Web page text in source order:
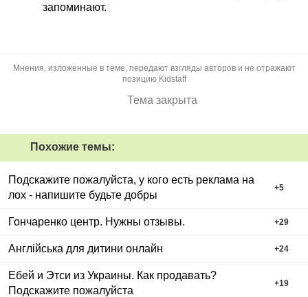
запоминают.
Мнения, изложенные в теме, передают взгляды авторов и не отражают
позицию Kidstaff
Тема закрыта
Похожие темы:
Подскажите пожалуйста, у кого есть реклама на
лох - напишите будьте добры
+5
Гончаренко центр. Нужны отзывы. +29
Англійська для дитини онлайн +24
Ебей и Этси из Украины. Как продавать?
Подскажите пожалуйста
+19